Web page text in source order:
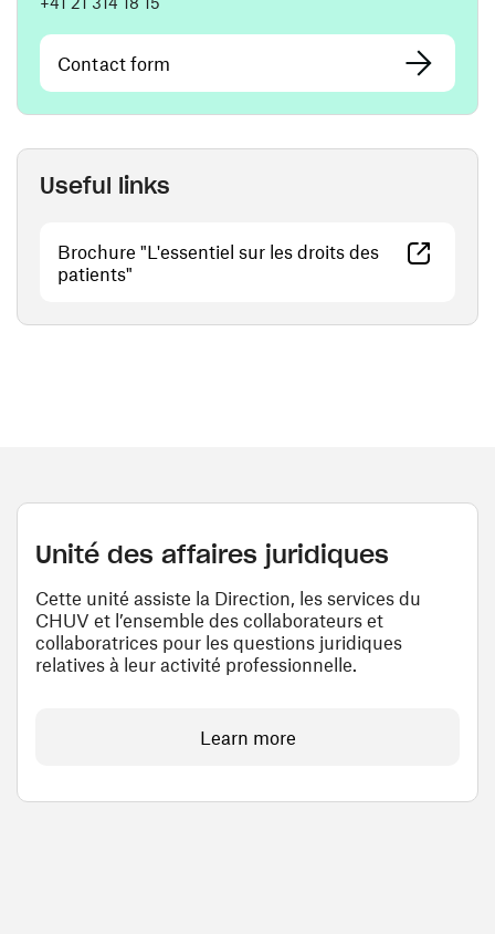
Contact form
Useful links
Brochure "L'essentiel sur les droits des
patients"
Unité des affaires juridiques
Cette unité assiste la Direction, les services du
CHUV et l’ensemble des collaborateurs et
collaboratrices pour les questions juridiques
relatives à leur activité professionnelle.
Learn more